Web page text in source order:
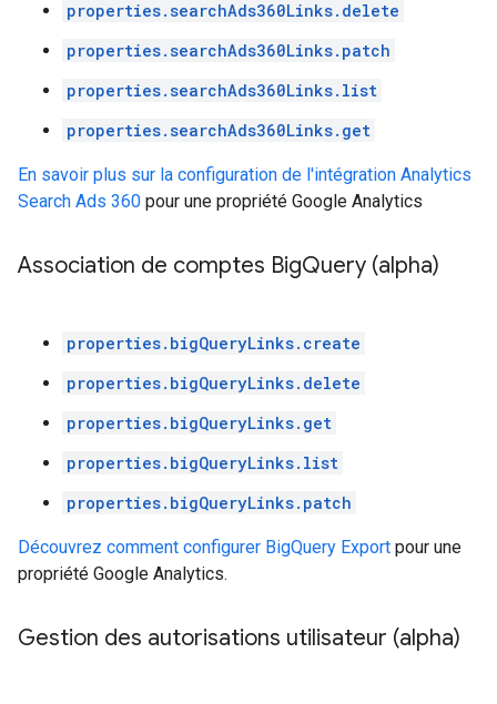
properties.searchAds360Links.delete
properties.searchAds360Links.patch
properties.searchAds360Links.list
properties.searchAds360Links.get
En savoir plus sur la configuration de l'intégration Analytics
Search Ads 360 pour une propriété Google Analytics
Association de comptes BigQuery (alpha)
properties.bigQueryLinks.create
properties.bigQueryLinks.delete
properties.bigQueryLinks.get
properties.bigQueryLinks.list
properties.bigQueryLinks.patch
Découvrez comment configurer BigQuery Export pour une
propriété Google Analytics.
Gestion des autorisations utilisateur (alpha)